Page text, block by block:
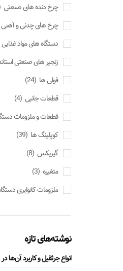
چرخ دنده های صنعتی
چرخ های چدنی و آهنی
دستگاه های مواد غذایی
زنجیر های صنعتی
فولی ها (24)
قطعات جانبی (4)
قطعات و ملزومات
کوپلینگ ها (39)
گیربکس (8)
متغیره (3)
ملزومات کانوایری
نوشته‌های تازه
انواع جرثقیل و کاربرد